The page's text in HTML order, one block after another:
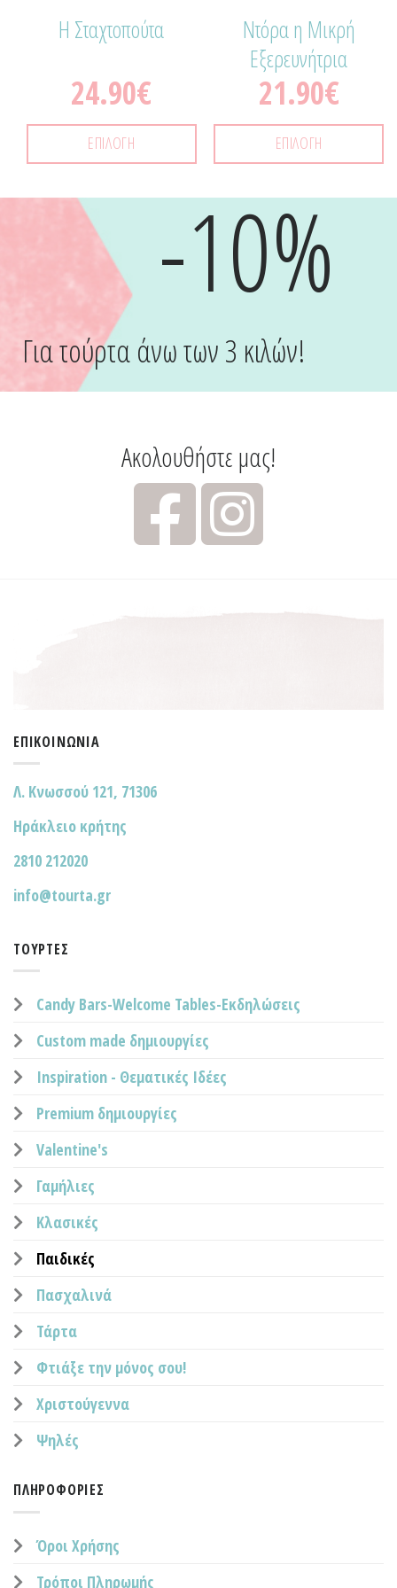
Η Σταχτοπούτα
24.90€
ΕΠΙΛΟΓΉ
Ντόρα η Μικρή
Εξερευνήτρια
21.90€
ΕΠΙΛΟΓΉ
-10%
Για τούρτα άνω των 3 κιλών!
Ακολουθήστε μας!
ΕΠΙΚΟΙΝΩΝΊΑ
Λ. Κνωσσού 121, 71306
Ηράκλειο κρήτης
2810 212020
info@tourta.gr
ΤΟΎΡΤΕΣ
Candy Bars-Welcome Tables-Εκδηλώσεις
Custom made δημιουργίες
Inspiration - Θεματικές Ιδέες
Premium δημιουργίες
Valentine's
Γαμήλιες
Κλασικές
Παιδικές
Πασχαλινά
Τάρτα
Φτιάξε την μόνος σου!
Χριστούγεννα
Ψηλές
ΠΛΗΡΟΦΟΡΊΕΣ
Όροι Χρήσης
Τρόποι Πληρωμής